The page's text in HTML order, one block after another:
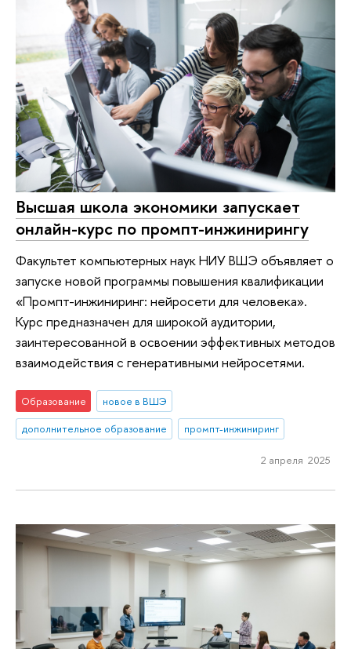
Высшая школа экономики запускает
онлайн-курс по промпт-инжинирингу
Факультет компьютерных наук НИУ ВШЭ объявляет о
запуске новой программы повышения квалификации
«Промпт-инжиниринг: нейросети для человека».
Курс предназначен для широкой аудитории,
заинтересованной в освоении эффективных методов
взаимодействия с генеративными нейросетями.
Образование
новое в ВШЭ
дополнительное образование
промпт-инжиниринг
2 апреля 2025